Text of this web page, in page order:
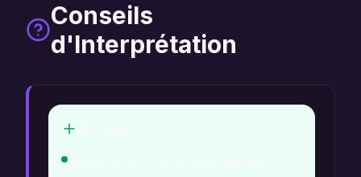
Conseils
d'Interprétation